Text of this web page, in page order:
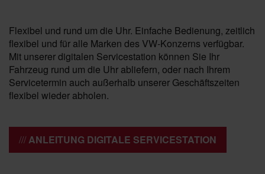
Flexibel und rund um die Uhr. Einfache Bedienung, zeitlich
flexibel und für alle Marken des VW-Konzerns verfügbar.
Mit unserer digitalen Servicestation können Sie Ihr
Fahrzeug rund um die Uhr abliefern, oder nach Ihrem
Servicetermin auch außerhalb unserer Geschäftszeiten
flexibel wieder abholen.
ANLEITUNG DIGITALE SERVICESTATION